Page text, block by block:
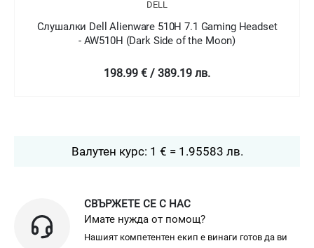
Слушалки Dell Alienware 310H Gaming Headset -
AW310H
129 € / 252.3 лв.
Валутен курс: 1 € = 1.95583 лв.
СВЪРЖЕТЕ СЕ С НАС
Имате нужда от помощ?
Нашият компетентен екип е винаги готов да ви